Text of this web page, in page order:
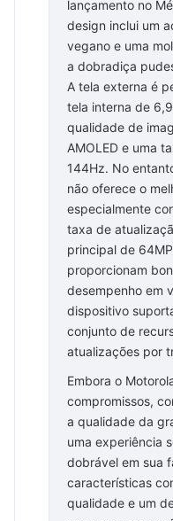
lançamento no
design inclui um
vegano e uma
a dobradiça
A tela externa é
tela interna de
qualidade de
AMOLED e uma
144Hz. No
não oferece o
especialmente
taxa de
principal de
proporcionam
desempenho em
dispositivo
conjunto de
atualizações por
Embora o
compromissos,
a qualidade da
uma experiência
dobrável em sua
características
qualidade e um